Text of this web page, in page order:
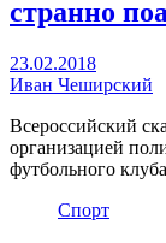
странно
23.02.2018
Иван Чеширский
Всероссийский
организацией
футбольного
Спорт